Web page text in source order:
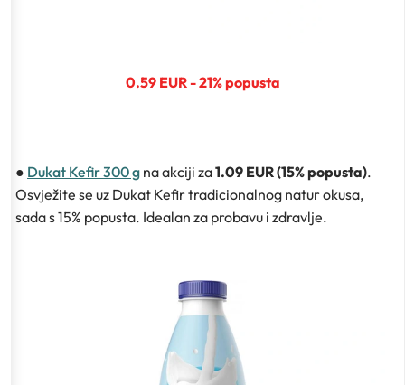
0.59 EUR - 21% popusta
● Dukat Kefir 300 g na akciji za1.09 EUR (15% popusta).
Osvježite se uz Dukat Kefir tradicionalnog natur okusa,
sada s 15% popusta. Idealan za probavu i zdravlje.